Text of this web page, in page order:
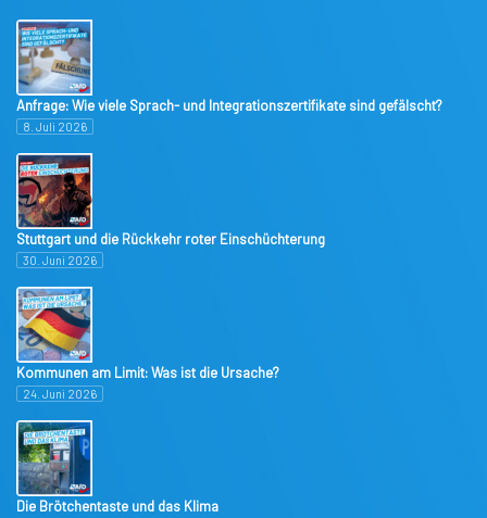
Anfrage: Wie viele Sprach- und Integrationszertifikate sind gefälscht?
8. Juli 2026
Stuttgart und die Rückkehr roter Einschüchterung
30. Juni 2026
Kommunen am Limit: Was ist die Ursache?
24. Juni 2026
Die Brötchentaste und das Klima